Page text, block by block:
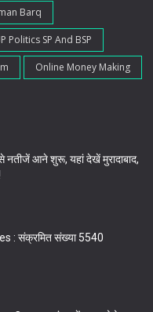
Barq
Politics SP And BSP
Online Money Making
नतीजें आने शुरू, यहां देखें मुरादाबाद,
: संक्रमित संख्या 5540